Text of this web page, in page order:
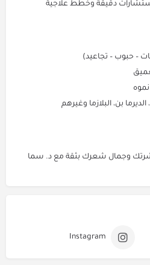
دقيقة وخطط علاجية
– حبوب – تجاعيد)
بن، البلازما وغيرهم
وجمال شعرك بثقة مع د. سما
Instagram